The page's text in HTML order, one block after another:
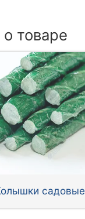
товаре
садовые